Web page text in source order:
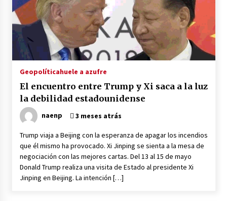
1 día atrás
Venezuela como munición política: el Capitolio
vs. Trump
1 día atrás
represalias de Irán
3 días atrás
retórica belicosa de Trump contra Irán
siempre termina en retroceso?
3 días atrás
Brasil reduce diplomacia con Argentina por
insultos de Milei
Geopolíticahuele a azufre
El encuentro entre Trump y Xi saca a la luz
la debilidad estadounidense
naenp 3 meses atrás
Trump viaja a Beijing con la esperanza de apagar los incendios
que él mismo ha provocado. Xi Jinping se sienta a la mesa de
negociación con las mejores cartas. Del 13 al 15 de mayo
Donald Trump realiza una visita de Estado al presidente Xi
Jinping en Beijing. La intención […]